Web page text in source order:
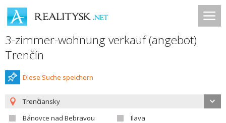
3-zimmer-wohnung verkauf (angebot)
Trenčín
Diese Suche speichern
Trenčiansky
Bánovce nad Bebravou
Ilava